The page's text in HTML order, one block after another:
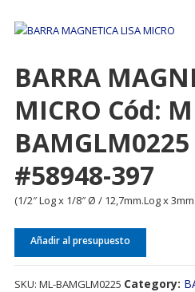
BARRA
MICRO Cód:
BAMGLM0225
#58948-397
(1/2″ Log x 1/8″ Ø / 12,7mm.Log x
Añadir al presupuesto
SKU: ML-BAMGLM0225 Category: